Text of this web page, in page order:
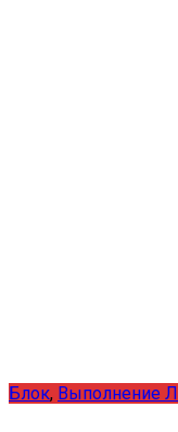
Блок, Выполнение